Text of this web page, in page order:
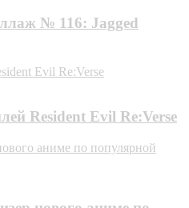
№ 116: Jagged
Evil Re:Verse
Resident Evil Re:Verse
аниме по популярной